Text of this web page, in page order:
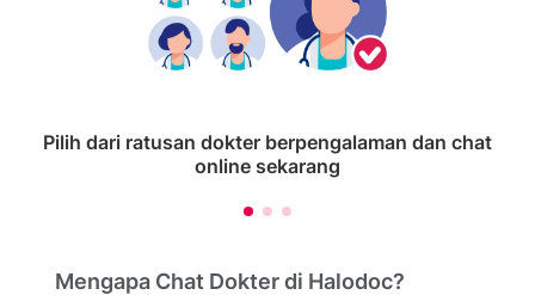
Pilih dari ratusan dokter berpengalaman dan chat
online sekarang
Mengapa Chat Dokter di Halodoc?